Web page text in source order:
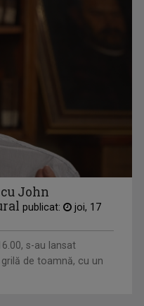
...
John
publicat:
joi, 17
s-au lansat
de toamnă, cu un